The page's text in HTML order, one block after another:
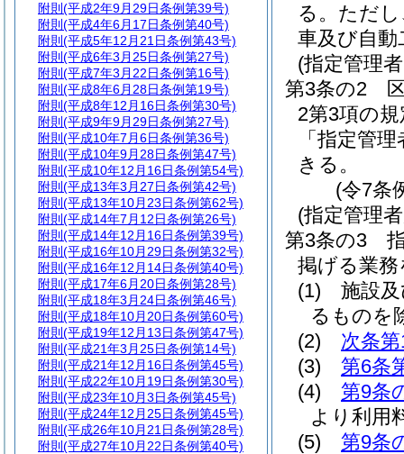
る。 ただ
車及び自
(指定管理
第3条の2
2第3項の
「指定管
きる。
(令7条
(指定管理
第3条の3
掲げる業
(1)
施設
るものを
(2)
次条
(3)
第6条
(4)
第9条
より利用
(5)
第9条
附則 (平成2年9月29日条例第39号)
附則 (平成4年6月17日条例第40号)
附則 (平成5年12月21日条例第43号)
附則 (平成6年3月25日条例第27号)
附則 (平成7年3月22日条例第16号)
附則 (平成8年6月28日条例第19号)
附則 (平成8年12月16日条例第30号)
附則 (平成9年9月29日条例第27号)
附則 (平成10年7月6日条例第36号)
附則 (平成10年9月28日条例第47号)
附則 (平成10年12月16日条例第54号)
附則 (平成13年3月27日条例第42号)
附則 (平成13年10月23日条例第62号)
附則 (平成14年7月12日条例第26号)
附則 (平成14年12月16日条例第39号)
附則 (平成16年10月29日条例第32号)
附則 (平成16年12月14日条例第40号)
附則 (平成17年6月20日条例第28号)
附則 (平成18年3月24日条例第46号)
附則 (平成18年10月20日条例第60号)
附則 (平成19年12月13日条例第47号)
附則 (平成21年3月25日条例第14号)
附則 (平成21年12月16日条例第45号)
附則 (平成22年10月19日条例第30号)
附則 (平成23年10月3日条例第45号)
附則 (平成24年12月25日条例第45号)
附則 (平成26年10月21日条例第28号)
附則 (平成27年10月22日条例第40号)